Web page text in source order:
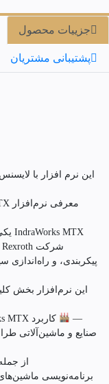
جزییات محصول
پشتیبانی مشتریان
معرفی نرم‌افزار IndraWorks MTX بوش رکسروت (Bosch Rexroth)
—
صنایع و ماشین‌آلاتی
از